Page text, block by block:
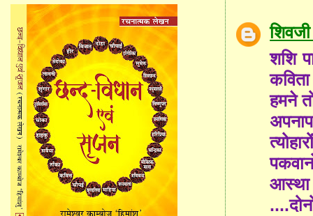
शशि
हमने
आस्था